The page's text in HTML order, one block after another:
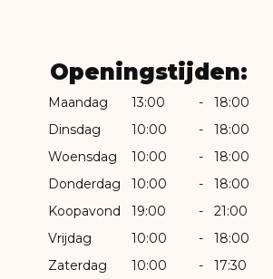
Openingstijden:
Maandag 13:00 -
18:00
Dinsdag
10:00 -
18:00
Woensdag
10:00 -
18:00
Donderdag
10:00 -
18:00
Koopavond
19:00 -
21:00
Vrijdag
10:00 -
18:00
Zaterdag
10:00 -
17:30